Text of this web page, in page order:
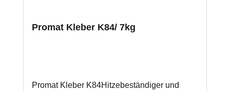
Promat Kleber K84/ 7kg
Promat Kleber K84Hitzebeständiger und